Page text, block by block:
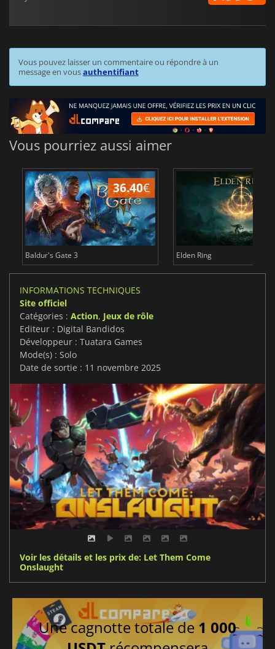
Vous pouvez laisser un commentaire ou répondre à un
message en vousauthentifiant
Vous pourriez aussi aimer
36.40€
Baldur's Gate 3 Elden Ring
INFORMATIONS TECHNIQUES
Site officiel
Catégories : Action, Jeux de rôle
Editeur : Digital Bandidos
Développeur : Tuatara Games
Mode(s) : Solo
Date de sortie : 11 novembre 2025
Voir les détails et les prix de: Let Them Come
Onslaught
Une cagnotte totale de 1 000